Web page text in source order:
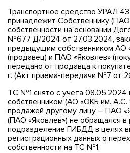
Транспортное средство УРАЛ
принадлежит Собственнику (ПАО
собственности на основании
№677 Д/2024 от 27.03.2024,
предыдущим собственником АО
(продавец) и ПАО «Яковлев»
передано от продавца к
г. (Акт приема-передачи №7 от
ТС №1 снято с учета
собственником (АО «ОКБ им. А.С.
продажей другому лицу – ПАО
(ПАО «Яковлев») не обращался в
подразделение ГИБДД в целях
регистрационных данных о
собственности на ТС №1.